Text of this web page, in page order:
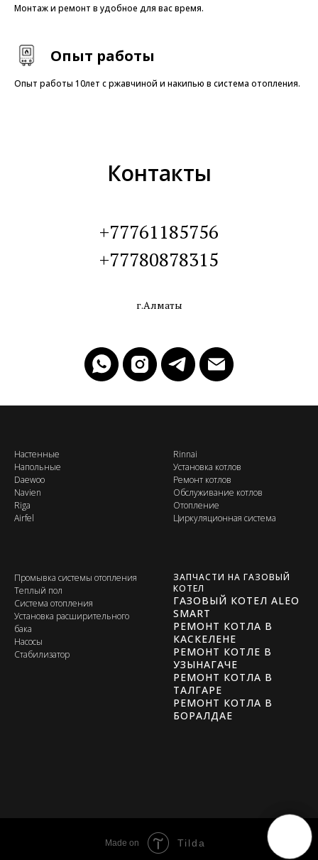
Монтаж и ремонт в удобное для вас время.
Опыт работы
Опыт работы 10лет с ржавчиной и накипью в система отопления.
Контакты
+77761185756
+77780878315
г.Алматы
Настенные
Напольные
Daewoo
Navien
Riga
Airfel
Rinnai
Установка котлов
Ремонт котлов
Обслуживание котлов
Отопление
Циркуляционная система
Промывка системы отопления
Теплый пол
Система отопления
Установка расширительного
бака
Насосы
Стабилизатор
ЗАПЧАСТИ НА ГАЗОВЫЙ
КОТЕЛ
ГАЗОВЫЙ КОТЕЛ ALEO
SMART
РЕМОНТ КОТЛА В
КАСКЕЛЕНЕ
РЕМОНТ КОТЛЕ В
УЗЫНАГАЧЕ
РЕМОНТ КОТЛА В
ТАЛГАРЕ
РЕМОНТ КОТЛА В
БОРАЛДАЕ
Made on Tilda